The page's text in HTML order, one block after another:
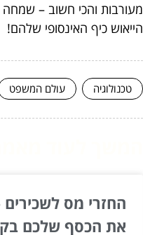
מעורבות והכי חשוב –
הייאוש כיף האינסופי שלהם!
טכנולוגיה עולם המשפט
החזרי מס
את הכסף שלכם